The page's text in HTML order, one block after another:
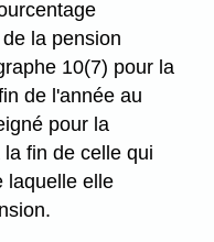
la pension
10(7) pour la
de l'année au
pour la
fin de celle qui
laquelle elle